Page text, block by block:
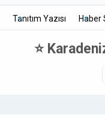
Tanıtım Yazısı Haber
⭐